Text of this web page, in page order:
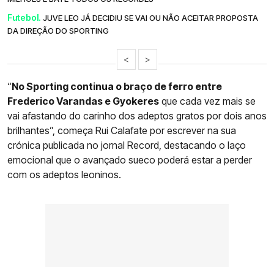
Futebol. JUVE LEO JÁ DECIDIU SE VAI OU NÃO ACEITAR PROPOSTA
DA DIREÇÃO DO SPORTING
< >
“No Sporting continua o braço de ferro entre
Frederico Varandas e Gyokeres que cada vez mais se
vai afastando do carinho dos adeptos gratos por dois anos
brilhantes”, começa Rui Calafate por escrever na sua
crónica publicada no jornal Record, destacando o laço
emocional que o avançado sueco poderá estar a perder
com os adeptos leoninos.